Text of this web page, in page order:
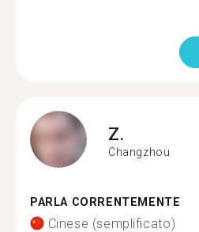
Z.
Changzhou
PARLA CORRENTEMENTE
Cinese (semplificato)